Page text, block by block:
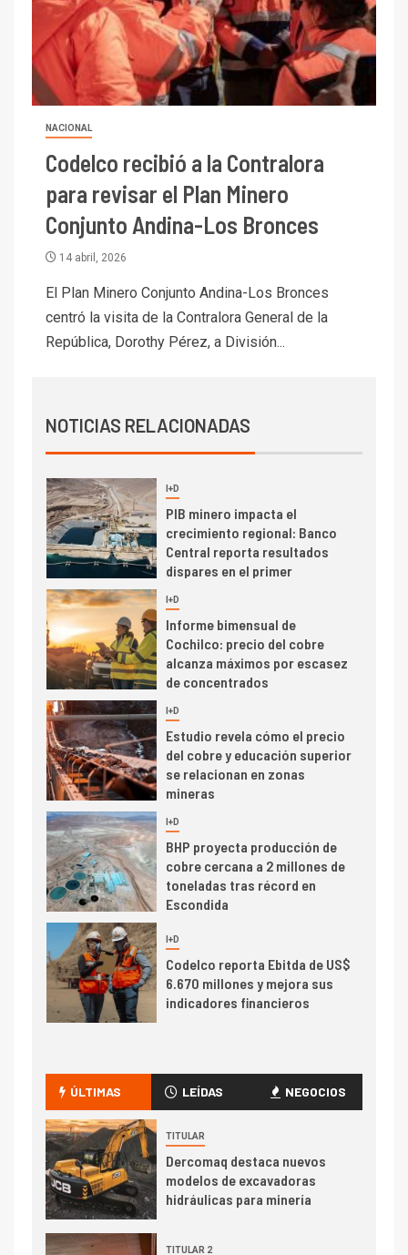
NACIONAL
Codelco recibió a la Contralora
para revisar el Plan Minero
Conjunto Andina-Los Bronces
14 abril, 2026
El Plan Minero Conjunto Andina-Los Bronces
centró la visita de la Contralora General de la
República, Dorothy Pérez, a División...
NOTICIAS RELACIONADAS
mineras
6 I+D
BHP proyecta producción de
cobre cercana a 2 millones de
toneladas tras récord en
7 I+D
Codelco reporta Ebitda de US$
6.670 millones y mejora sus
indicadores financieros
Codelco Ventanas prueba
camión 100% eléctrico para
de San Antonio
Producción minera en mayo de
2026 cae 10,6%
3 I+D
PIB minero impacta el
crecimiento regional: Banco
Central reporta resultados
dispares en el primer
4 I+D
Informe bimensual de
Cochilco: precio del cobre
alcanza máximos por escasez
de concentrados
5 I+D
Estudio revela cómo el precio
del cobre y educación superior
se relacionan en zonas
mineras
6 I+D
BHP proyecta producción de
cobre cercana a 2 millones de
toneladas tras récord en
Escondida
I+D
Codelco reporta Ebitda de US$
6.670 millones y mejora sus
indicadores financieros
camión 100% eléctrico para
transportar cátodos al Puerto
2
Producción minera en mayo de
ÚLTIMAS LEÍDAS NEGOCIOS
TITULAR
Dercomaq destaca nuevos
modelos de excavadoras
hidráulicas para minería
TITULAR 2